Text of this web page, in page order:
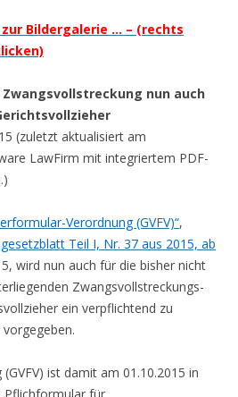
zur Bildergalerie … – (rechts
nun auch
(zuletzt aktualisiert am
LawFirm mit integriertem PDF-
Verordnung (GVFV)“,
Teil I, Nr. 37 aus 2015, ab
wird nun auch für die bisher nicht
Zwangsvollstreckungs-
ein verpflichtend zu
ist damit am 01.10.2015 in